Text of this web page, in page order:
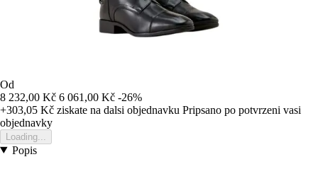
Od
8 232,00 Kč 6 061,00 Kč -26%
+303,05 Kč ziskate na dalsi objednavku Pripsano po potvrzeni vasi
objednavky
Loading...
Popis